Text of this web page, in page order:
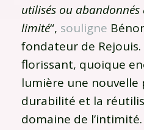
utilisés ou abandonnés
limité“, souligne
fondateur de Rejouis.
florissant, quoique
lumière une nouvelle
durabilité et la
domaine de l’intimité.